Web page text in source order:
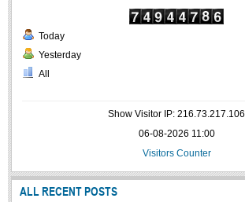
Today
Yesterday
All
Show Visitor IP: 216.73.217.106
06-08-2026 11:00
Visitors Counter
ALL RECENT POSTS